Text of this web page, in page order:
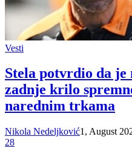
Vesti
Stela potvrdio da
zadnje krilo
narednim trkama
Nikola Nedeljković1, August
28